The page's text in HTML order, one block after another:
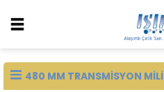
480 MM TRANSMISYON MILI